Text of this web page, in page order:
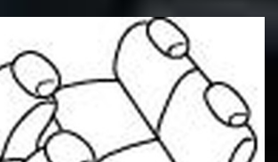
⑧Orange ⑨Pink
⑤Dark Brown ⑥Yellow
⑤Dark Brown ⑥Yellow
②Gray ③Light gray
②Gray ③Light gray